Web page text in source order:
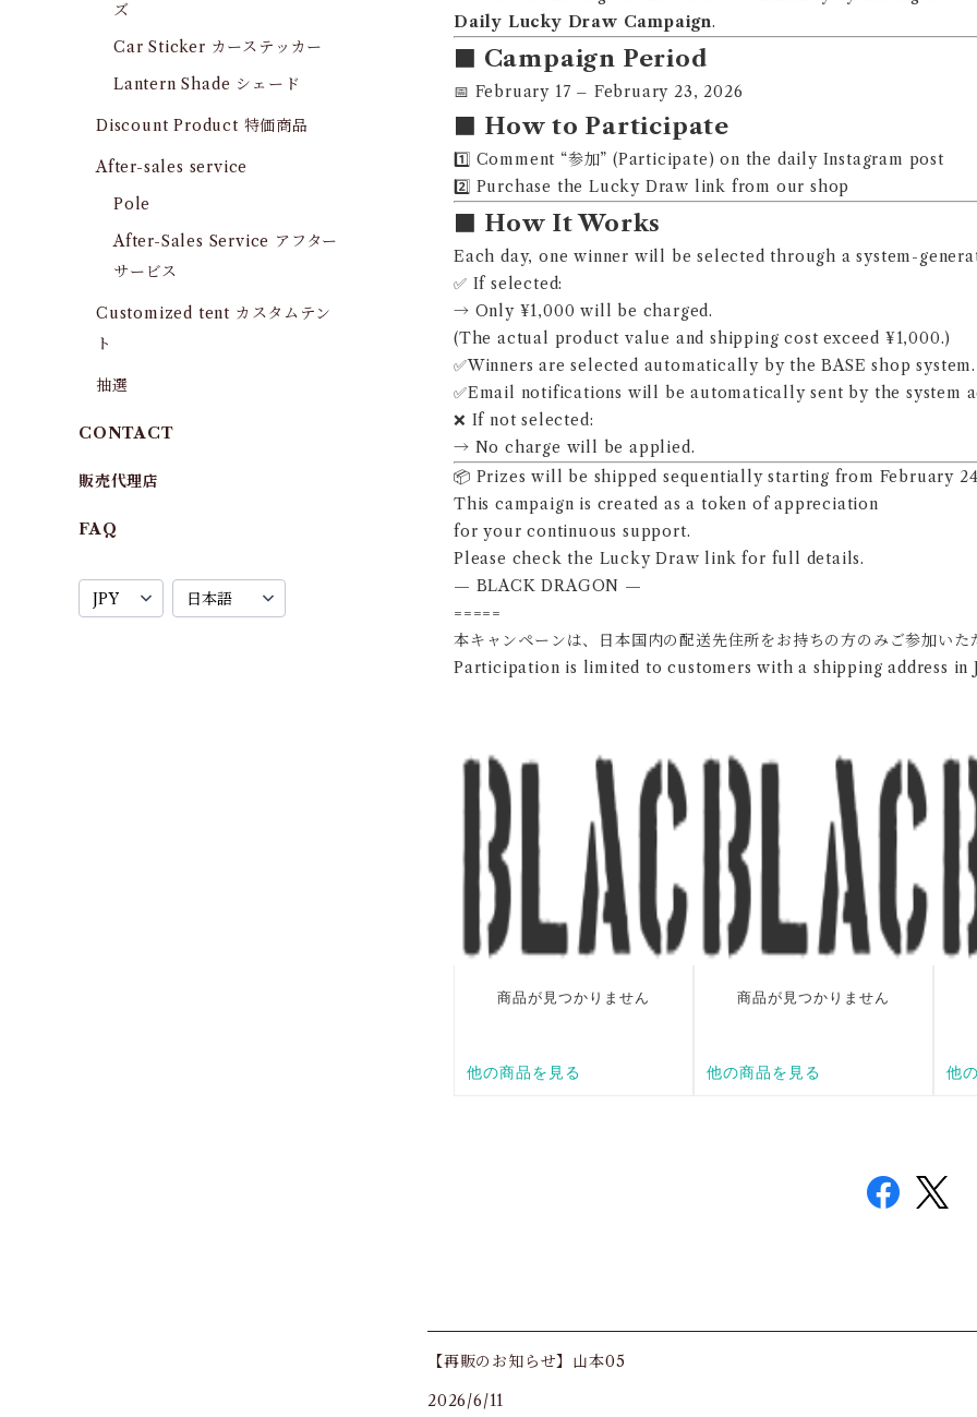
Daily Lucky Draw Campaign.
■ Campaign Period
📅 February 17 – February 23, 2026
■ How to Participate
1️⃣ Comment “参加” (Participate) on the daily Instagram post
2️⃣ Purchase the Lucky Draw link from our shop
■ How It Works
Each day, one winner will be selected through a system-
✅ If selected:
→ Only ¥1,000 will be charged.
(The actual product value and shipping cost exceed ¥1,000.)
✅Winners are selected automatically by the BASE shop
✅Email notifications will be automatically sent by the system
❌ If not selected:
→ No charge will be applied.
📦 Prizes will be shipped sequentially starting from February
This campaign is created as a token of appreciation
for your continuous support.
Please check the Lucky Draw link for full details.
— BLACK DRAGON —
=====
本キャンペーンは、日本国内の配送先住所をお持ちの方のみご参加いた
Participation is limited to customers with a shipping address in
【再販のお知らせ】山本05
2026/6/11
ズ
Car Sticker カーステッカー
Lantern Shade シェード
Discount Product 特価商品
After-sales service
Pole
After-Sales Service アフター
サービス
Customized tent カスタムテン
ト
抽選
CONTACT
販売代理店
FAQ